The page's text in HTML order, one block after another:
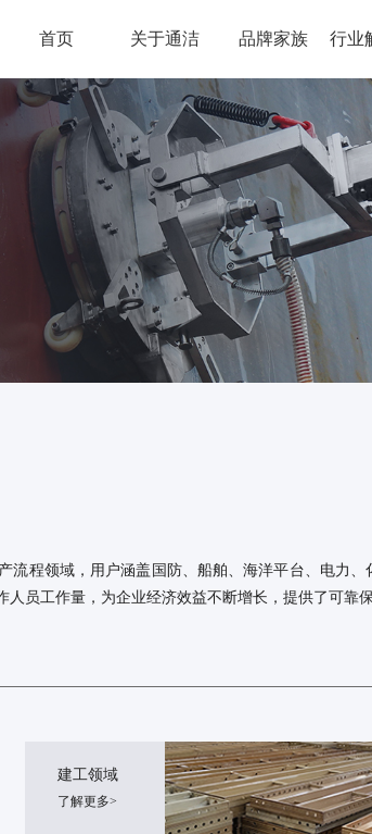
首页 关于通洁 品牌家族 行业
通洁环境
了解详情
流程领域，用户涵盖国防、船舶、海洋平台、电力
员工作量，为企业经济效益不断增长，提供了可靠保
建工领域
了解更多>